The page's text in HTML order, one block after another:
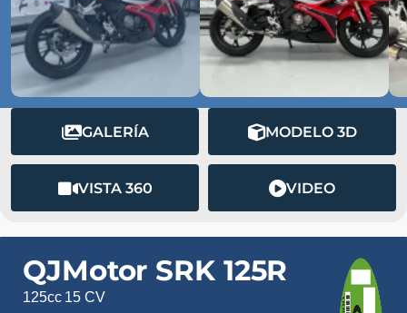
GALERÍA MODELO 3D
VISTA 360 VIDEO
QJMotor SRK 125R
125cc 15 CV